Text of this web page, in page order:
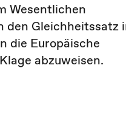
Wesentlichen
den Gleichheitssatz
die Europäische
abzuweisen.